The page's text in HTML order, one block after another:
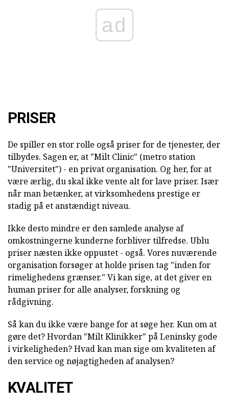
ad
PRISER
De spiller en stor rolle også priser for de tjenester, der
tilbydes. Sagen er, at "Milt Clinic" (metro station
"Universitet") - en privat organisation. Og her, for at
være ærlig, du skal ikke vente alt for lave priser. Især
når man betænker, at virksomhedens prestige er
stadig på et anstændigt niveau.
Ikke desto mindre er den samlede analyse af
omkostningerne kunderne forbliver tilfredse. Ublu
priser næsten ikke oppustet - også. Vores nuværende
organisation forsøger at holde prisen tag "inden for
rimelighedens grænser." Vi kan sige, at det giver en
human priser for alle analyser, forskning og
rådgivning.
Så kan du ikke være bange for at søge her. Kun om at
gøre det? Hvordan "Milt Klinikker" på Leninsky gode
i virkeligheden? Hvad kan man sige om kvaliteten af
den service og nøjagtigheden af analysen?
KVALITET